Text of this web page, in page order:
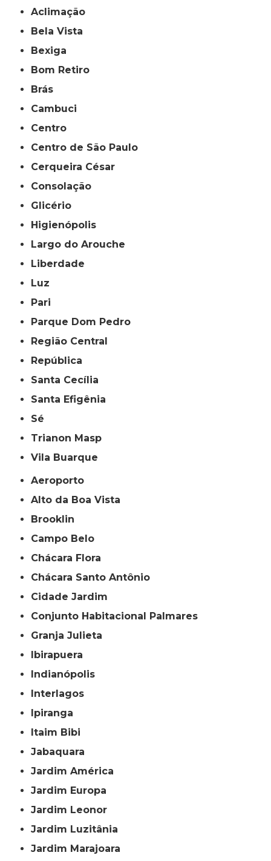
Aclimação
Bela Vista
Bexiga
Bom Retiro
Brás
Cambuci
Centro
Centro de São Paulo
Cerqueira César
Consolação
Glicério
Higienópolis
Largo do Arouche
Liberdade
Luz
Pari
Parque Dom Pedro
Região Central
República
Santa Cecília
Santa Efigênia
Sé
Trianon Masp
Vila Buarque
Aeroporto
Alto da Boa Vista
Brooklin
Campo Belo
Chácara Flora
Chácara Santo Antônio
Cidade Jardim
Conjunto Habitacional Palmares
Granja Julieta
Ibirapuera
Indianópolis
Interlagos
Ipiranga
Itaim Bibi
Jabaquara
Jardim América
Jardim Europa
Jardim Leonor
Jardim Luzitânia
Jardim Marajoara